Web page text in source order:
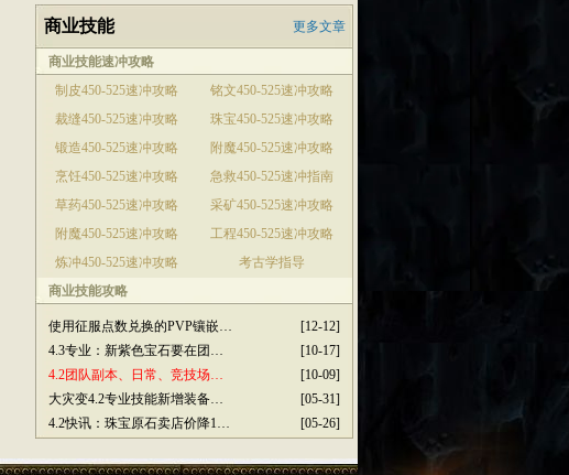
商业技能 更多文章
商业技能速冲攻略
制皮450-525速冲攻略
铭文450-525速冲攻略
裁缝450-525速冲攻略
珠宝450-525速冲攻略
锻造450-525速冲攻略
附魔450-525速冲攻略
烹饪450-525速冲攻略
急救450-525速冲指南
草药450-525速冲攻略
采矿450-525速冲攻略
附魔450-525速冲攻略
工程450-525速冲攻略
炼冲450-525速冲攻略
考古学指导
商业技能攻略
[12-12]
使用征服点数兑换的PVP镶嵌…
[10-17]
4.3专业：新紫色宝石要在团…
[10-09]
4.2团队副本、日常、竞技场…
[05-31]
大灾变4.2专业技能新增装备…
[05-26]
4.2快讯：珠宝原石卖店价降1…